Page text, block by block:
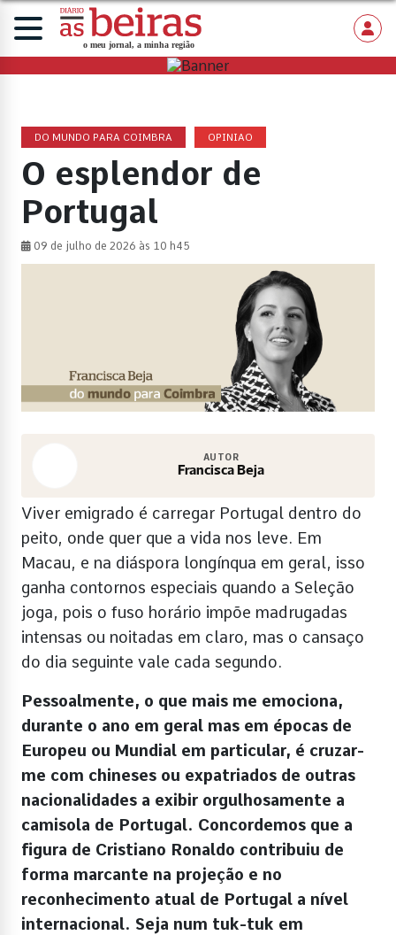
DO MUNDO PARA COIMBRA OPINIAO
O esplendor de
Portugal
09 de julho de 2026 às 10 h45
AUTOR
Francisca Beja
Viver emigrado é carregar Portugal dentro do
peito, onde quer que a vida nos leve. Em
Macau, e na diáspora longínqua em geral, isso
ganha contornos especiais quando a Seleção
joga, pois o fuso horário impõe madrugadas
intensas ou noitadas em claro, mas o cansaço
do dia seguinte vale cada segundo.
Pessoalmente, o que mais me emociona,
durante o ano em geral mas em épocas de
Europeu ou Mundial em particular, é cruzar-
me com chineses ou expatriados de outras
nacionalidades a exibir orgulhosamente a
camisola de Portugal. Concordemos que a
figura de Cristiano Ronaldo contribuiu de
forma marcante na projeção e no
reconhecimento atual de Portugal a nível
internacional. Seja num tuk-tuk em